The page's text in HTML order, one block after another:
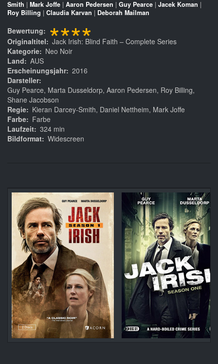
Smith | Mark Joffe | Aaron Pedersen | Guy Pearce | Jacek Koman |
Roy Billing | Claudia Karvan | Deborah Mailman
Bewertung ****
Originaltitel
Jack Irish: Blind Faith – Complete Series
Kategorie
Neo Noir
Land
AUS
Erscheinungsjahr 2016
Darsteller
Guy Pearce, Marta Dusseldorp, Aaron Pedersen, Roy Billing,
Shane Jacobson
Regie
Kieran Darcey-Smith, Daniel Nettheim, Mark Joffe
Farbe
Farbe
Laufzeit 324 min
Bildformat Widescreen